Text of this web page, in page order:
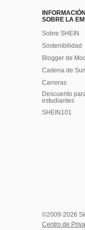
INFORMACIÓN
SOBRE LA
Sobre SHEIN
Sostenibilidad
Blogger de
Cadena de
Carreras
Descuento
estudiantes
SHEIN101
©2009-2026
Centro de